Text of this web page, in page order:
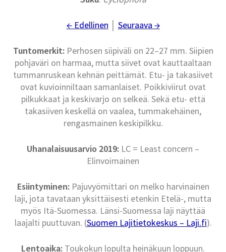
← Edellinen Seuraava →
Tuntomerkit:Perhosen siipiväli on 22–27 mm. Siipien
pohjaväri on harmaa, mutta siivet ovat kauttaaltaan
tummanruskean kehnän peittämät. Etu- ja takasiivet
ovat kuvioinniltaan samanlaiset. Poikkiviirut ovat
pilkukkaat ja keskivarjo on selkeä. Sekä etu- että
takasiiven keskellä on vaalea, tummakehäinen,
rengasmainen keskipilkku.
Uhanalaisuusarvio 2019: LC = Least concern –
Elinvoimainen
Esiintyminen:Pajuvyömittari on melko harvinainen
laji, jota tavataan yksittäisesti etenkin Etelä-, mutta
myös Itä-Suomessa. Länsi-Suomessa laji näyttää
laajalti puuttuvan. (Suomen Lajitietokeskus – Laji.fi).
Lentoaika: Toukokun lopulta heinäkuun loppuun.